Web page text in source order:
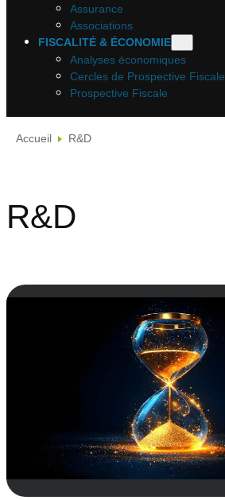
Assurance
Associations
FISCALITÉ & ÉCONOMIE
Analyses économiques
Cercles de Prospective Fiscale
Prospective Fiscale
Accueil R&D
R&D